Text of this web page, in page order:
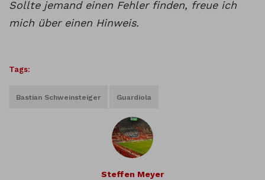
Sollte jemand einen Fehler finden, freue ich
mich über einen Hinweis.
Tags:
Bastian Schweinsteiger Guardiola
Steffen Meyer